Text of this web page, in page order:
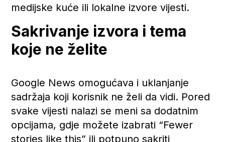
medijske kuće ili lokalne izvore vijesti.
Sakrivanje izvora i tema
koje ne želite
Google News omogućava i uklanjanje
sadržaja koji korisnik ne želi da vidi. Pored
svake vijesti nalazi se meni sa dodatnim
opcijama, gdje možete izabrati “Fewer
stories like this” ili potpuno sakriti